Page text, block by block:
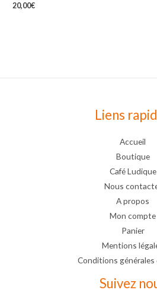
20,00€
Liens
Accueil
Boutique
Café Ludique
Nous
A propos
Mon compte
Panier
Mentions
Conditions générales
Suivez